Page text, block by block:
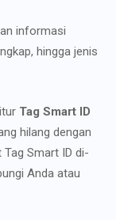
informasi
hingga jenis
Tag Smart ID
hilang dengan
Smart ID di-
Anda atau